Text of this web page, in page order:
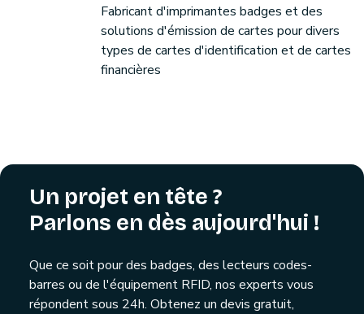
Fabricant d'imprimantes badges et des
solutions d'émission de cartes pour divers
types de cartes d'identification et de cartes
financières
Un projet en tête ?
Parlons en dès aujourd'hui !
Que ce soit pour des badges, des lecteurs codes-
barres ou de l'équipement RFID, nos experts vous
répondent sous 24h. Obtenez un devis gratuit,